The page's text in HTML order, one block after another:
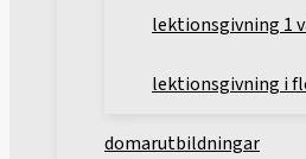
lektionsgivning 1
lektionsgivning i
domarutbildningar